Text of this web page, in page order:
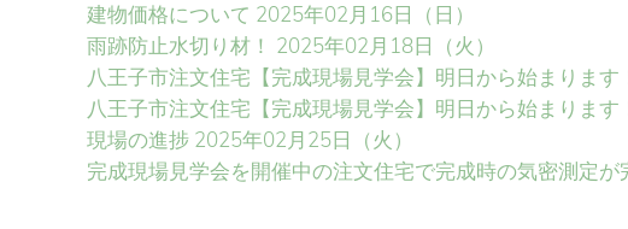
建物価格について 2025年02月16日（日）
雨跡防止水切り材！ 2025年02月18日（火）
八王子市注文住宅【完成現場見学会】明日から始まります
八王子市注文住宅【完成現場見学会】明日から始まりま
現場の進捗 2025年02月25日（火）
完成現場見学会を開催中の注文住宅で完成時の気密測定が